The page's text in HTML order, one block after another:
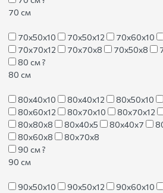
70 см
70х50х10 70х50х12 70х60х10
70х70х12
70х70х8 70х50х8
80 см?
80 см
80х40х10 80х40х12 80х50х10
80х60х12
80х70х10 80х70х12
80х80х8
80х40х5 80х40х7
80х60х8
80х70х8
90 см?
90 см
90х50х10 90х50х12 90х60х10